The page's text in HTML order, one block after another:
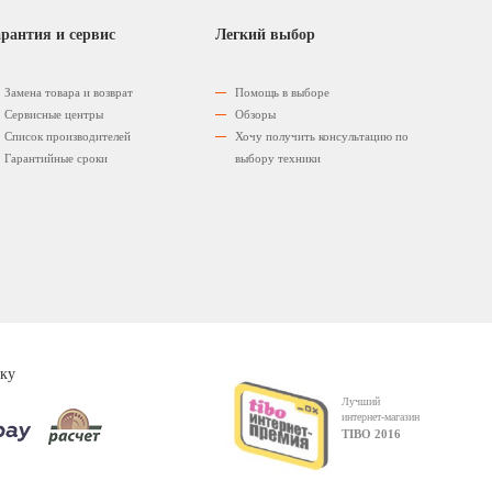
и сервис
Замена товара и возврат
Сервисные центры
Список производителей
Гарантийные сроки
Легкий выбор
Помощь в выборе
Обзоры
Хочу получить консультацию по
выбору техники
Лучший
интернет-магазин
TIBO 2016